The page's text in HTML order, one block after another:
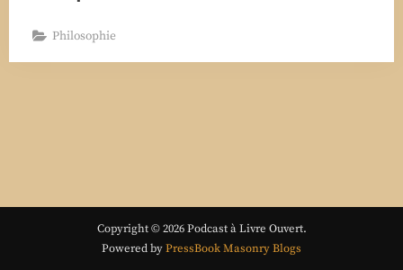
Philosophie
Copyright © 2026 Podcast à Livre Ouvert.
Powered byPressBook Masonry Blogs